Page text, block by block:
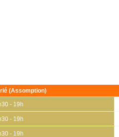
(Assomption)
- 19h
- 19h
- 19h